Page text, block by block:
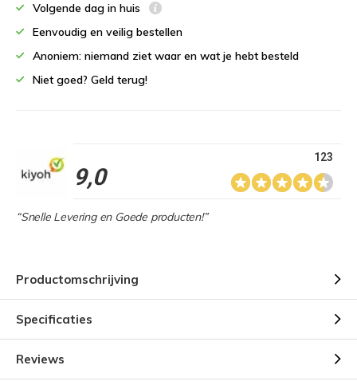
Volgende dag in huis
Eenvoudig en veilig bestellen
Anoniem: niemand ziet waar en wat je hebt besteld
Niet goed? Geld terug!
9,0
123
“Snelle Levering en Goede producten!”
Productomschrijving
Specificaties
Reviews